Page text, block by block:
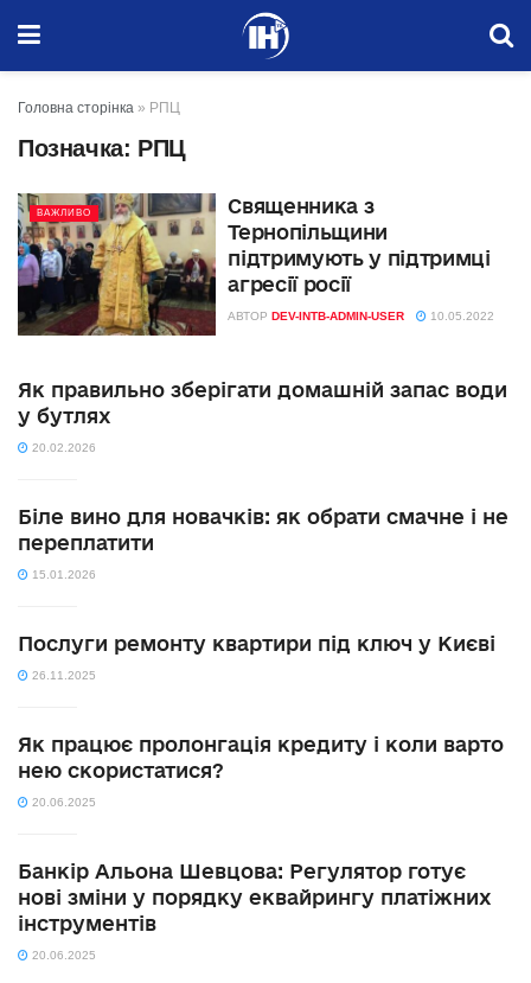
Головна сторінка » РПЦ
Позначка: РПЦ
ВАЖЛИВО
Священника з
Тернопільщини
підтримують у підтримці
агресії росії
АВТОР DEV-INTB-ADMIN-USER 10.05.2022
Як правильно зберігати домашній запас води
у бутлях
20.02.2026
Біле вино для новачків: як обрати смачне і не
переплатити
15.01.2026
Послуги ремонту квартири під ключ у Києві
26.11.2025
Як працює пролонгація кредиту і коли варто
нею скористатися?
20.06.2025
Банкір Альона Шевцова: Регулятор готує
нові зміни у порядку еквайрингу платіжних
інструментів
20.06.2025